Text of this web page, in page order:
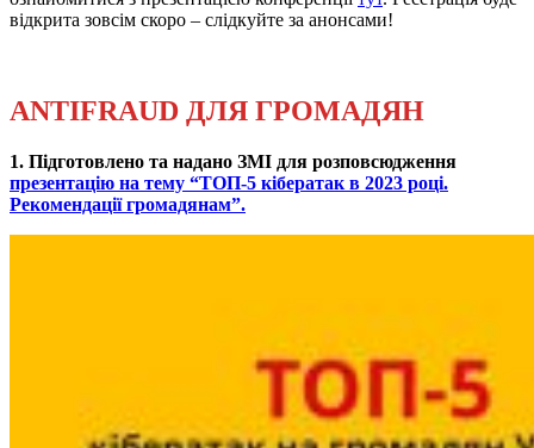
відкрита зовсім скоро – слідкуйте за анонсами!
ANTIFRAUD ДЛЯ ГРОМАДЯН
1. Підготовлено та надано ЗМІ для розповсюдження
презентацію на тему “ТОП-5 кібератак в 2023 році.
Рекомендації громадянам”.